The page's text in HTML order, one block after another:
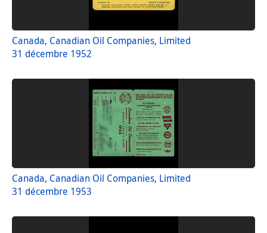
Canada, Canadian Oil Companies, Limited
31 décembre 1952
Canada, Canadian Oil Companies, Limited
31 décembre 1953